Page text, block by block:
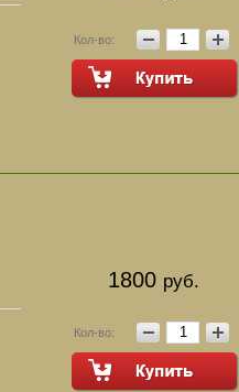
Кол-во:
1800 руб.
Кол-во: